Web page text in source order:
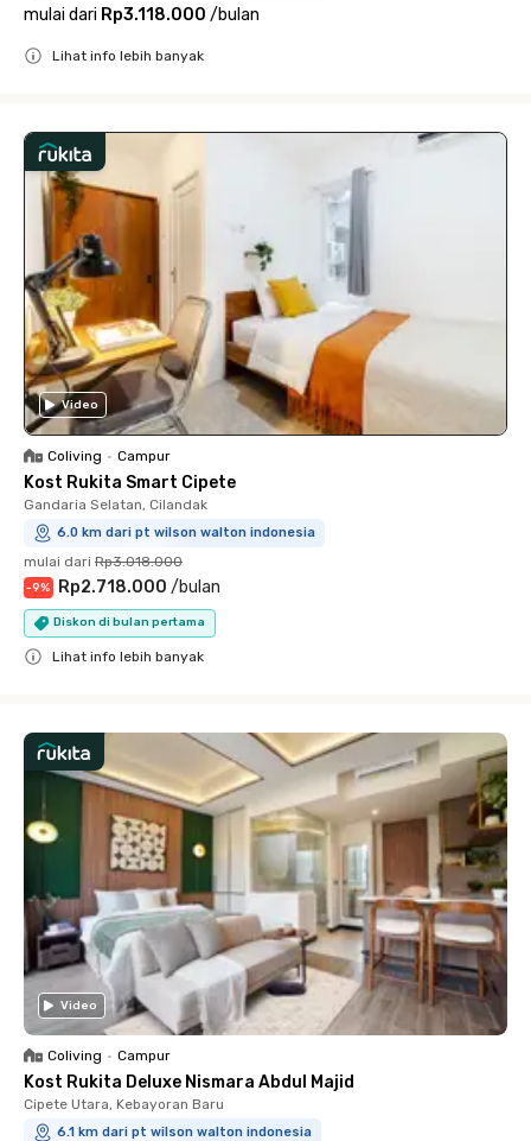
mulai dari Rp3.118.000 /bulan
Lihat info lebih banyak
Video
Coliving • Campur
Kost Rukita Smart Cipete
Gandaria Selatan, Cilandak
6.0 km dari pt wilson walton indonesia
mulai dari Rp3.018.000
-9% Rp2.718.000 /bulan
Diskon di bulan pertama
Lihat info lebih banyak
Video
Coliving • Campur
Kost Rukita Deluxe Nismara Abdul Majid
Cipete Utara, Kebayoran Baru
6.1 km dari pt wilson walton indonesia